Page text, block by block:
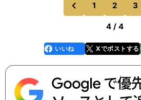
前
のページへ
1 2 3
4 / 4
faceboo
k
いいね Xでポストする
line